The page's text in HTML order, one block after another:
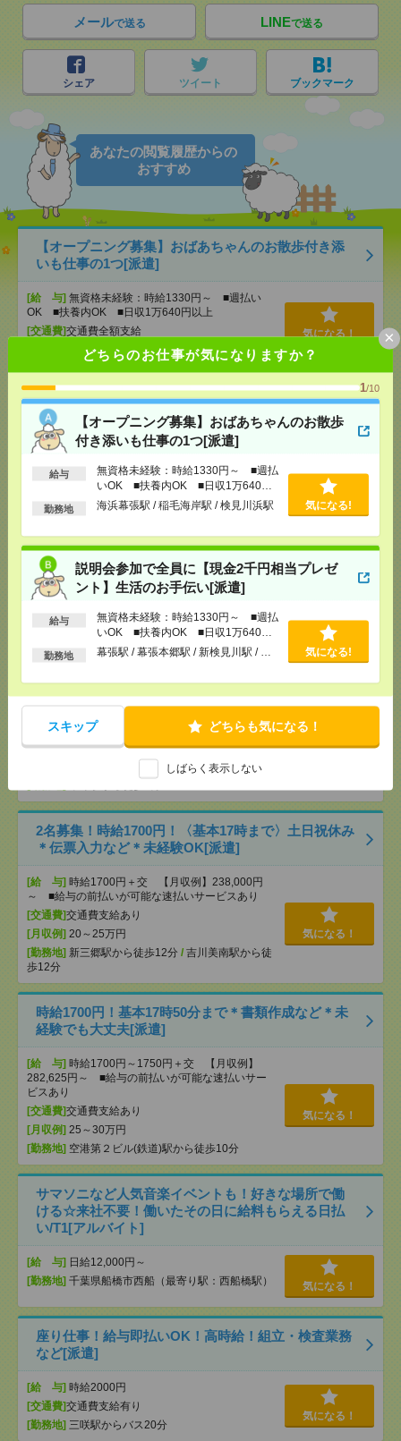
どちらのお仕事が気になりますか？
1/10
【オープニング募集】おばあちゃんのお散歩
付き添いも仕事の1つ[派遣]
給与
無資格未経験：時給1330円～ ■週払
いOK ■扶養内OK ■日収1万640円
以上
勤務地 海浜幕張駅 / 稲毛海岸駅 / 検見川浜駅 気になる!
説明会参加で全員に【現金2千円相当プレゼ
ント】生活のお手伝い[派遣]
給与
無資格未経験：時給1330円～ ■週払
いOK ■扶養内OK ■日収1万640円
以上
勤務地 幕張駅 / 幕張本郷駅 / 新検見川駅 / … 気になる!
スキップ どちらも気になる！
しばらく表示しない
×
メールで送る LINEで送る
シェア ツイート ブックマーク
あなたの閲覧履歴からの
おすすめ
【オープニング募集】おばあちゃんのお散歩付き添
いも仕事の1つ[派遣]
[給 与] 無資格未経験：時給1330円～ ■週払い
OK ■扶養内OK ■日収1万640円以上
[交通費]交通費全額支給
海浜幕張駅 /稲毛海岸駅 /検見川浜駅
気になる！
説明会参加で全員に【現金2千円相当プレゼント】生
活のお手伝い[派遣]
[給 与] 無資格未経験：時給1330円～ ■週払い
[交通費]交通費全額支給
幕張駅/幕張本郷駅/新検見川駅 / …
気になる！
正社員登用実績あり＊【オシャレ環境×服自由！】時
間に追われずのびのび＊事務サポ[派遣]
[給 与]時給1600円 月収例 224,000円
[交通費]
全額支給
20～25万円
[勤務地]千葉駅から徒歩7分/東千葉駅から徒歩6分
気になる！
<<駅近>>貸し会議室運営・受付事務スタッフ【平
[給 与]時給1500円＋交
交通費実費支給（当社規定あり）
2名募集！時給1700円！〈基本17時まで〉土日祝休み
＊伝票入力など＊未経験OK[派遣]
[給 与] 時給1700円＋交 【月収例】238,000円
～ ■給与の前払いが可能な速払いサービスあり
[交通費]交通費支給あり
[月収例] 20～25万円
[勤務地] 新三郷駅から徒歩12分 / 吉川美南駅から徒
歩12分
気になる！
時給1700円！基本17時50分まで＊書類作成など＊未
経験でも大丈夫[派遣]
[給 与] 時給1700円～1750円＋交 【月収例】
282,625円～ ■給与の前払いが可能な速払いサー
ビスあり
[交通費]交通費支給あり
[月収例] 25～30万円
[勤務地] 空港第２ビル(鉄道)駅から徒歩10分
気になる！
サマソニなど人気音楽イベントも！好きな場所で働
ける☆来社不要！働いたその日に給料もらえる日払
い/T1[アルバイト]
[給 与] 日給12,000円～
[勤務地] 千葉県船橋市西船（最寄り駅：西船橋駅） 気になる！
座り仕事！給与即払いOK！高時給！組立・検査業務
など[派遣]
[給 与] 時給2000円
[交通費]交通費支給有り
[勤務地] 三咲駅からバス20分
気になる！